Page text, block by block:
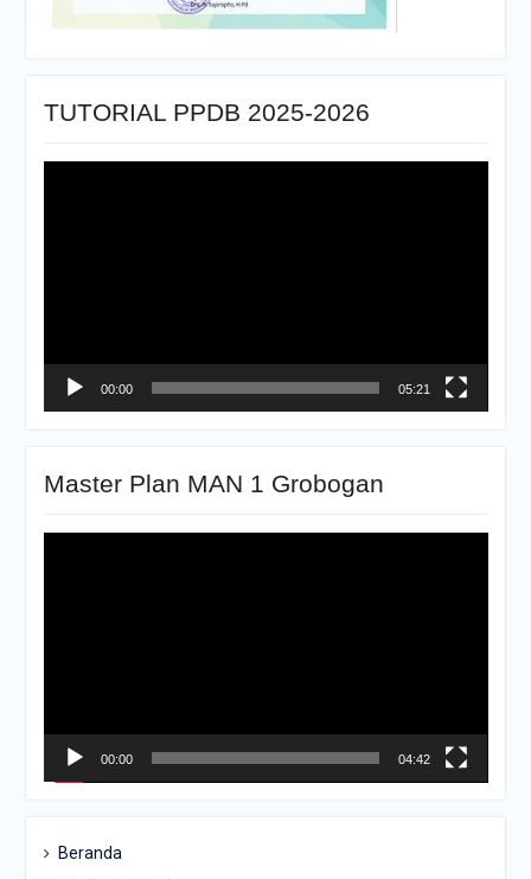
TUTORIAL PPDB 2025-2026
00:00 05:21
Master Plan MAN 1 Grobogan
00:00 04:42
Beranda